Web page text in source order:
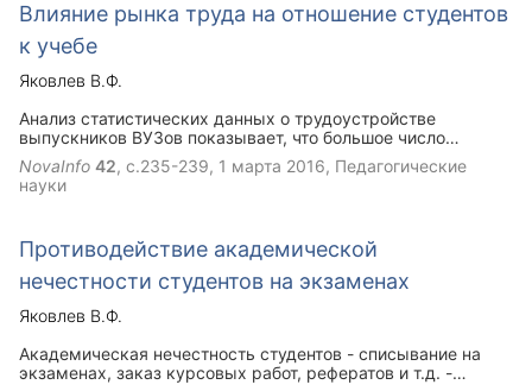
гострайтеров, которые вместо них выполняют учебные
задания, сдают интернет экзамены. Современные методы
противодействия академическому мошенничеству
студентов при дистанционном обучении, т.е. тщательный
анализ свойств поступающих по электронной почте файлов
выполненных заданий, онлайн – прокторинг интернет
экзаменов, регулярные беседы преподавателя и студента
через Skype, при последовательном применении лишают
студента возможности мошенничать.
Влияние рынка труда на отношение студентов
к учебе
Яковлев В.Ф.
Анализ статистических данных о трудоустройстве
выпускников ВУЗов показывает, что большое число
бакалавров и магистров вынуждены трудиться не по
специальности на низкоквалифицированной работе. Такая
ситуация приводит к слабой мотивации студентов учиться
специальности. Часть студентов предпочитает
усердное изучение программы.
NovaInfo 42, с.235-239, 1 марта 2016, Педагогические
науки
Противодействие академической
нечестности студентов на экзаменах
Яковлев В.Ф.
Академическая нечестность студентов - списывание на
экзаменах, заказ курсовых работ, рефератов и т.д. -